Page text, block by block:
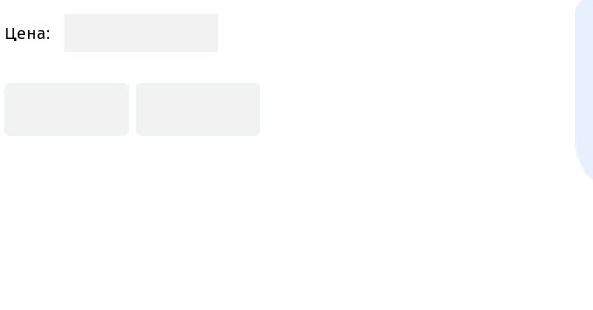
Цена: